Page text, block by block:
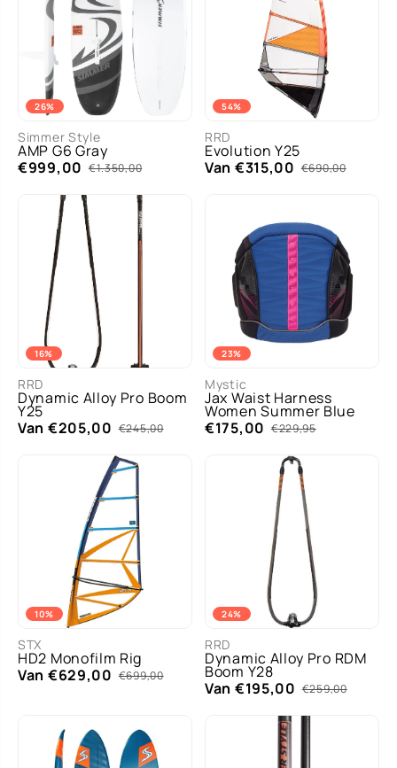
26%
Simmer Style
AMP G6 Gray
€999,00 €1.350,00
54%
RRD
Evolution Y25
Van €315,00 €690,00
16%
RRD
Dynamic Alloy Pro Boom
Y25
Van €205,00 €245,00
23%
Mystic
Jax Waist Harness
Women Summer Blue
€175,00 €229,95
10%
STX
HD2 Monofilm Rig
Van €629,00 €699,00
24%
RRD
Dynamic Alloy Pro RDM
Boom Y28
Van €195,00 €259,00